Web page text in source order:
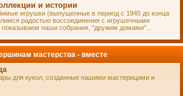
и истории
игрушки (выпущенные в период с 1945 до конца
радостью воссоединения с игрушечными
показываем наши собрания, "дружим домами"...
мастерства - вместе
для кукол, созданные нашими мастерицами и